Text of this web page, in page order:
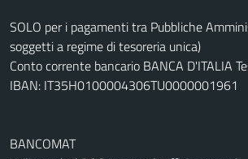
SOLO per i pagamenti tra Pubbliche
soggetti a regime di tesoreria unica)
Conto corrente bancario BANCA D'ITALIA
IBAN: IT35H0100004306TU0000001961
BANCOMAT